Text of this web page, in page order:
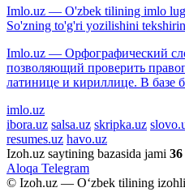
Imlo.uz — O'zbek tilining imlo
So'zning to'g'ri yozilishini
Imlo.uz — Орфографический
позволяющий проверить
латинице и кириллице. В базе
imlo.uz
ibora.uz salsa.uz skripka.uz
resumes.uz havo.uz
Izoh.uz saytining bazasida jami 36
Aloqa Telegram
© Izoh.uz — O‘zbek tilining izohli